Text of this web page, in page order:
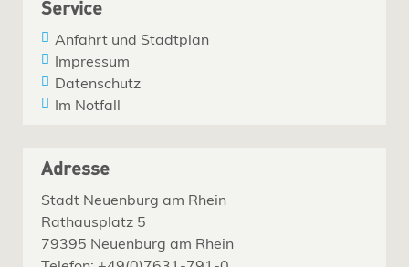
Service
Anfahrt und Stadtplan
Impressum
Datenschutz
Im Notfall
Adresse
Stadt Neuenburg am Rhein
Rathausplatz 5
79395 Neuenburg am Rhein